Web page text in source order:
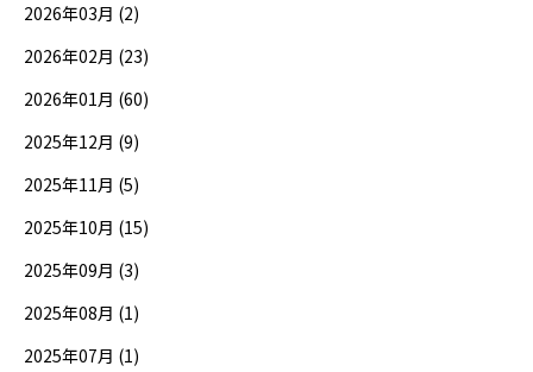
2026年03月 (2)
2026年02月 (23)
2026年01月 (60)
2025年12月 (9)
2025年11月 (5)
2025年10月 (15)
2025年09月 (3)
2025年08月 (1)
2025年07月 (1)